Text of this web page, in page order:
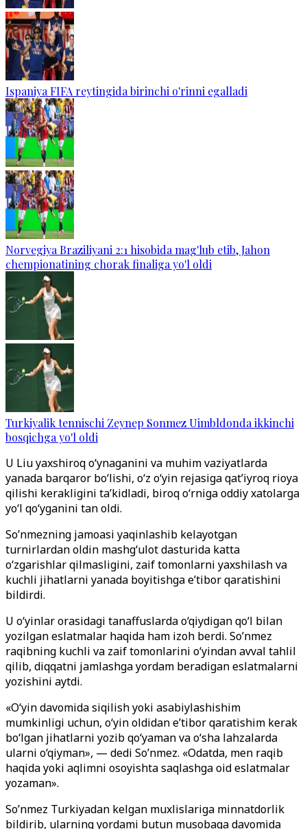
Ispaniya FIFA reytingida birinchi o'rinni egalladi
Norvegiya Braziliyani 2:1 hisobida mag'lub etib, Jahon
chempionatining chorak finaliga yo'l oldi
Turkiyalik tennischi Zeynep Sonmez Uimbldonda ikkinchi
bosqichga yo'l oldi
U Liu yaxshiroq o‘ynaganini va muhim vaziyatlarda
yanada barqaror bo‘lishi, o‘z o‘yin rejasiga qat’iyroq rioya
qilishi kerakligini ta’kidladi, biroq o‘rniga oddiy xatolarga
yo‘l qo‘yganini tan oldi.
So’nmezning jamoasi yaqinlashib kelayotgan
turnirlardan oldin mashg‘ulot dasturida katta
o‘zgarishlar qilmasligini, zaif tomonlarni yaxshilash va
kuchli jihatlarni yanada boyitishga e’tibor qaratishini
bildirdi.
U o‘yinlar orasidagi tanaffuslarda o‘qiydigan qo‘l bilan
yozilgan eslatmalar haqida ham izoh berdi. So’nmez
raqibning kuchli va zaif tomonlarini o‘yindan avval tahlil
qilib, diqqatni jamlashga yordam beradigan eslatmalarni
yozishini aytdi.
«O‘yin davomida siqilish yoki asabiylashishim
mumkinligi uchun, o‘yin oldidan e’tibor qaratishim kerak
bo‘lgan jihatlarni yozib qo‘yaman va o‘sha lahzalarda
ularni o‘qiyman», — dedi So’nmez. «Odatda, men raqib
haqida yoki aqlimni osoyishta saqlashga oid eslatmalar
yozaman».
So’nmez Turkiyadan kelgan muxlislariga minnatdorlik
bildirib, ularning yordami butun musobaqa davomida